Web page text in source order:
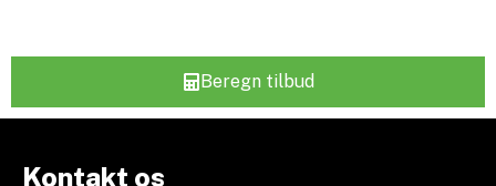
Beregn tilbud
Kontakt os